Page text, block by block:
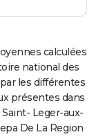
calculées
national des
les différentes
présentes dans
Leger-aux-
De La Region